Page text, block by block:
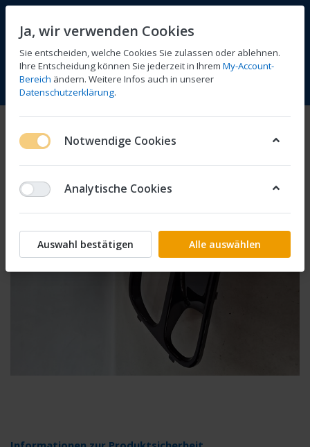
Menü Anmelden Vergleichen Wunschliste
Ja, wir verwenden Cookies
Sie entscheiden, welche Cookies Sie zulassen oder ablehnen.
Ihre Entscheidung können Sie jederzeit in Ihrem My-Account-
Bereich ändern. Weitere Infos auch in unserer
Datenschutzerklärung.
Notwendige Cookies
Analytische Cookies
Auswahl bestätigen Alle auswählen